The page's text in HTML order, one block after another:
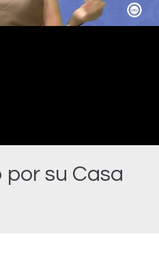
su Casa
Video